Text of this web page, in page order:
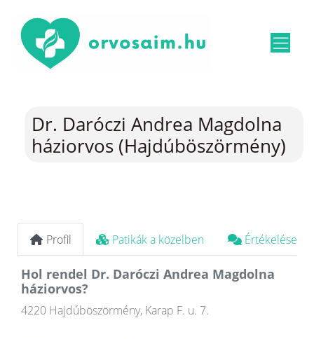
Dr. Daróczi Andrea Magdolna
háziorvos (Hajdúböszörmény)
Profil Patikák a közelben Értékelések
Hol rendel Dr. Daróczi Andrea Magdolna
háziorvos?
4220 Hajdúböszörmény, Karap F. u. 7.